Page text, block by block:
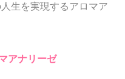
生を実現するアロマア
アナリーゼ